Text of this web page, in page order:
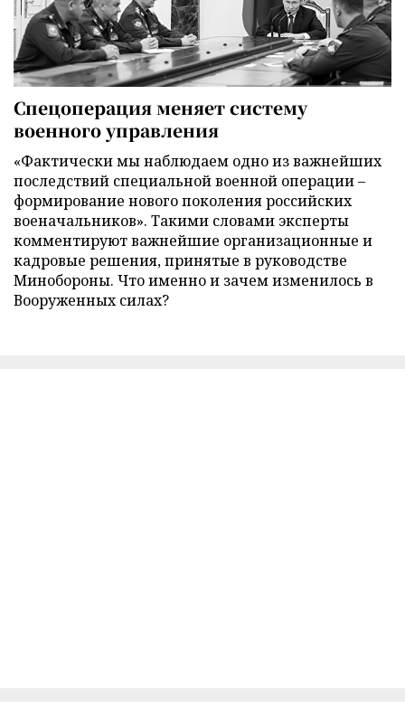
Спецоперация меняет систему
военного управления
«Фактически мы наблюдаем одно из важнейших
последствий специальной военной операции –
формирование нового поколения российских
военачальников». Такими словами эксперты
комментируют важнейшие организационные и
кадровые решения, принятые в руководстве
Минобороны. Что именно и зачем изменилось в
Вооруженных силах?